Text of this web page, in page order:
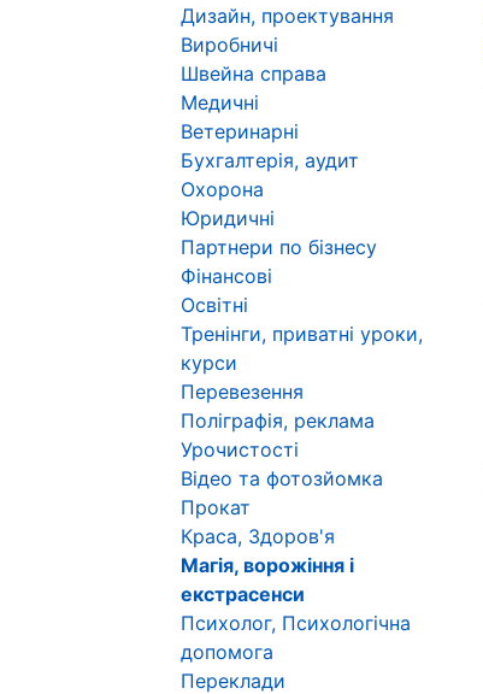
Дизайн, проектування
Виробничі
Швейна справа
Медичні
Ветеринарні
Бухгалтерія, аудит
Охорона
Юридичні
Партнери по бізнесу
Фінансові
Освітні
Тренінги, приватні уроки,
курси
Перевезення
Поліграфія, реклама
Урочистості
Відео та фотозйомка
Прокат
Краса, Здоров'я
Магія, ворожіння і
екстрасенси
Психолог, Психологічна
допомога
Переклади